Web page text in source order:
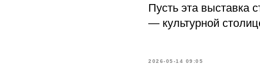
Пусть эта выставка
— культурной
2026-05-14 09:05